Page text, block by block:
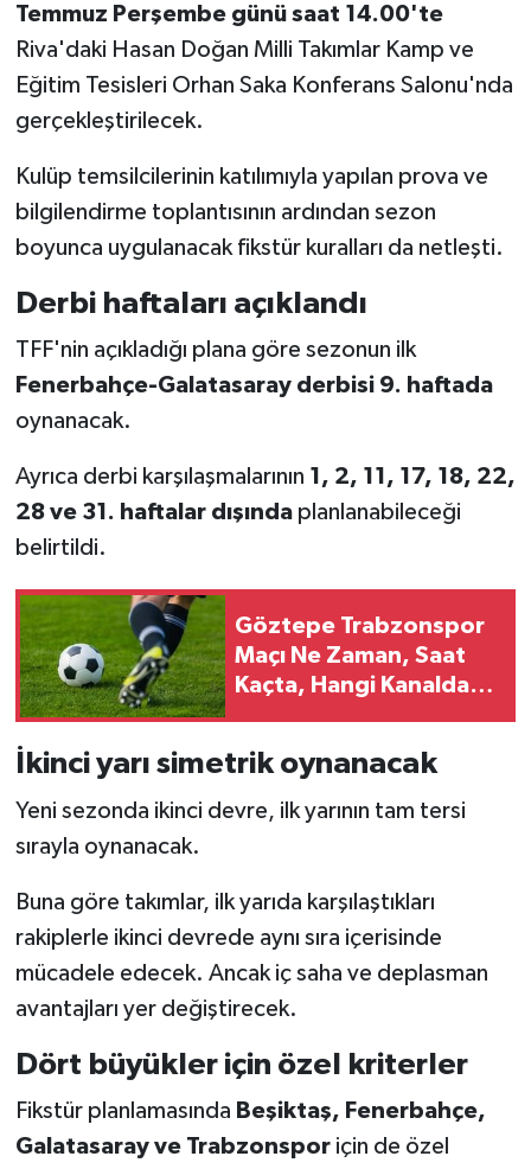
Temmuz Perşembe günü saat 14.00'te
Riva'daki Hasan Doğan Milli Takımlar Kamp ve
Eğitim Tesisleri Orhan Saka Konferans Salonu'nda
gerçekleştirilecek.
Kulüp temsilcilerinin katılımıyla yapılan prova ve
bilgilendirme toplantısının ardından sezon
boyunca uygulanacak fikstür kuralları da netleşti.
Derbi haftaları açıklandı
TFF'nin açıkladığı plana göre sezonun ilk
Fenerbahçe-Galatasaray derbisi 9. haftada
oynanacak.
Ayrıca derbi karşılaşmalarının 1, 2, 11, 17, 18, 22,
28 ve 31. haftalar dışındaplanlanabileceği
belirtildi.
Göztepe Trabzonspor
Maçı Ne Zaman, Saat
Kaçta, Hangi Kanalda?
İkinci yarı simetrik oynanacak
Yeni sezonda ikinci devre, ilk yarının tam tersi
sırayla oynanacak.
Buna göre takımlar, ilk yarıda karşılaştıkları
rakiplerle ikinci devrede aynı sıra içerisinde
mücadele edecek. Ancak iç saha ve deplasman
avantajları yer değiştirecek.
Dört büyükler için özel kriterler
Fikstür planlamasında Beşiktaş, Fenerbahçe,
Galatasaray ve Trabzonsporiçin de özel